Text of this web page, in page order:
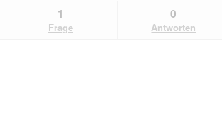
1
Frage
0
Antworten